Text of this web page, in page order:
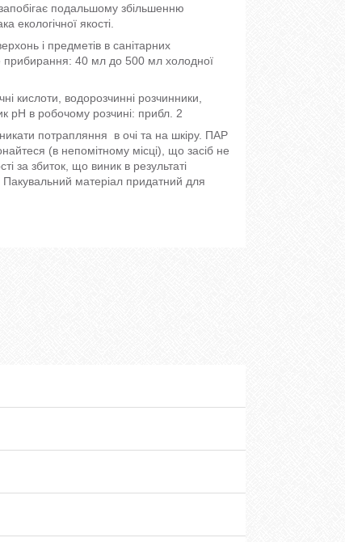
подальшому збільшенню
екологічної якості.
і предметів в санітарних
прибирання: 40 мл до 500 мл холодної
кислоти, водорозчинні розчинники,
pH в робочому розчині: прибл. 2
потрапляння в очі та на шкіру. ПАР
(в непомітному місці), що засіб не
за збиток, що виник в результаті
матеріал придатний для